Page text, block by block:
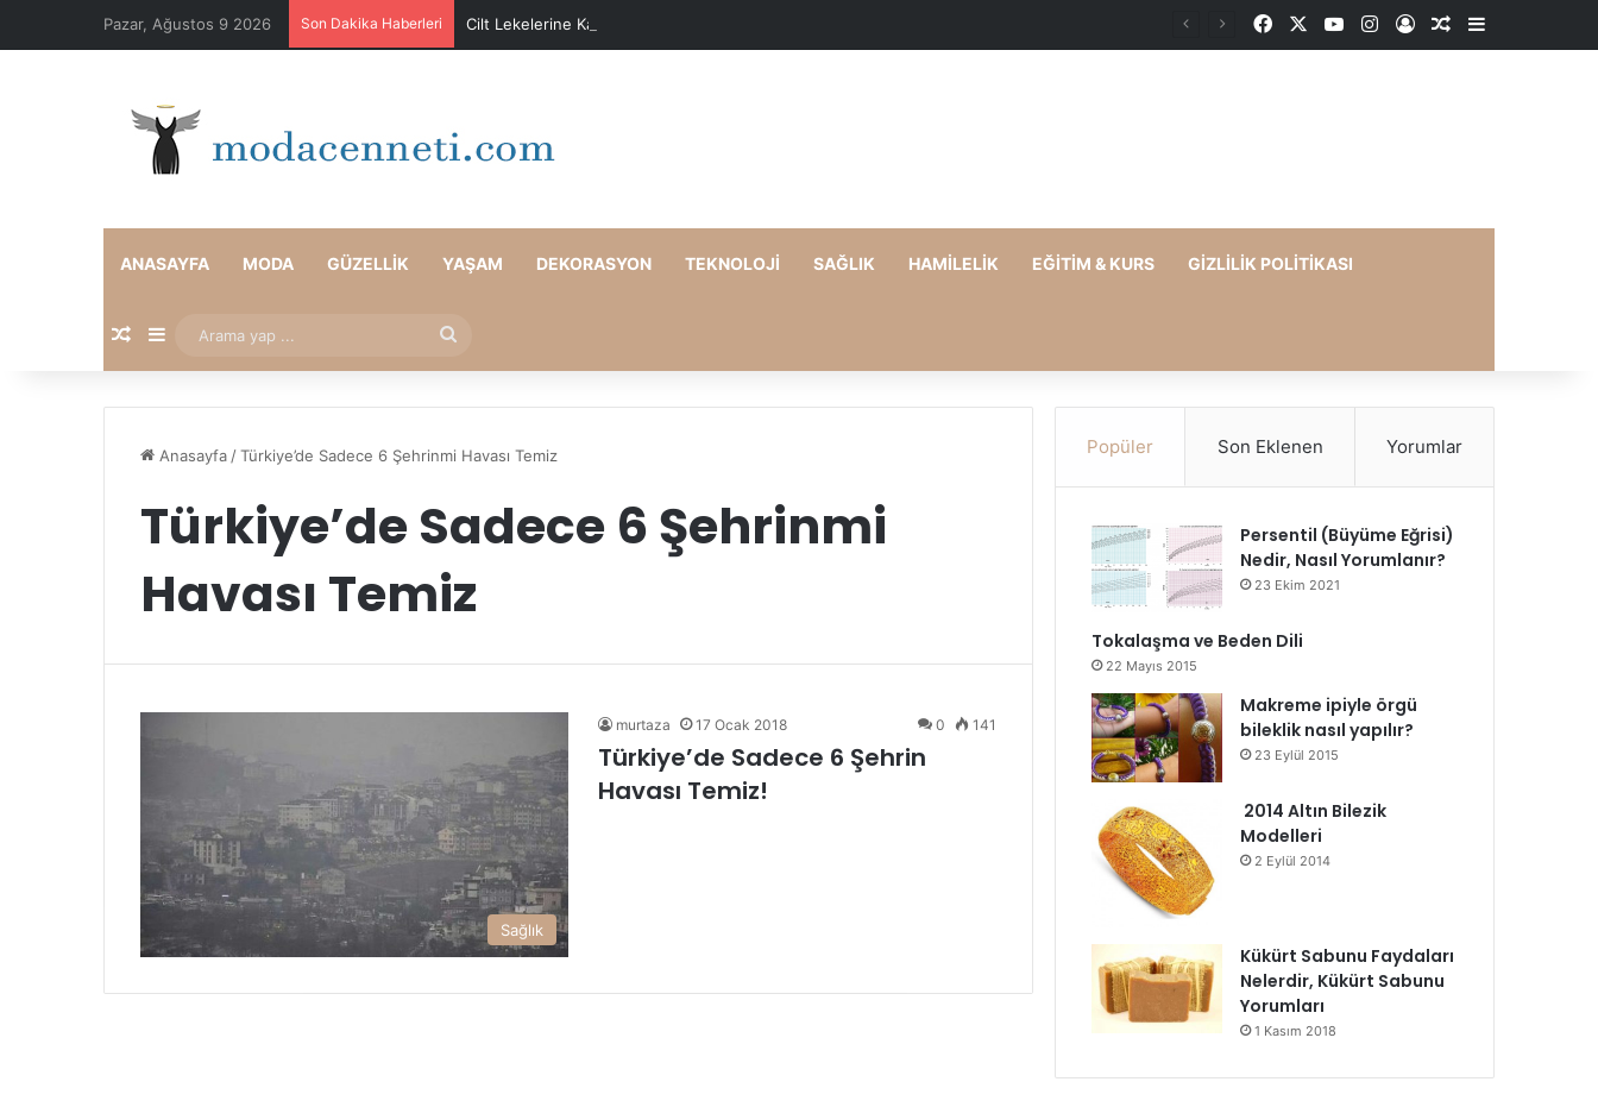
Pazar, Ağustos 9 2026 Son Dakika Haberleri Cilt Lekelerine Karşı Evde Maske Önerileri FacebookYouTubeInstagram
Kayıt OlRastgele Makale
Kenar
ANASAYFA MODA GÜZELLIK YAŞAM DEKORASYON TEKNOLOJI SAĞLIK HAMILELIK EĞITIM & KURS GIZLILIK POLITIKASI
Rastgele Makale
Kenar Bölmesi
yap
Anasayfa /Türkiye’de Sadece 6 Şehrinmi Havası Temiz
Türkiye’de Sadece 6 Şehrinmi
Havası Temiz
Sağlık
murtaza 17 Ocak 2018 0 141
Türkiye’de Sadece 6 Şehrin
Havası Temiz!
Popüler Son Eklenen Yorumlar
Persentil (Büyüme Eğrisi)
Nedir, Nasıl Yorumlanır?
23 Ekim 2021
Tokalaşma ve Beden Dili
22 Mayıs 2015
Makreme ipiyle örgü
bileklik nasıl yapılır?
23 Eylül 2015
2014 Altın Bilezik
Modelleri
2 Eylül 2014
Kükürt Sabunu Faydaları
Nelerdir, Kükürt Sabunu
Yorumları
1 Kasım 2018